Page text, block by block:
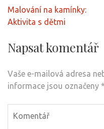
Navigace
pro
Malování na kamínky:
Aktivita s dětmi
Napsat komentář
Vaše e-mailová adresa
informace jsou označeny *